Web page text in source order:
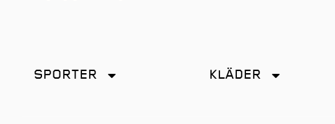
SPORTER KLÄDER